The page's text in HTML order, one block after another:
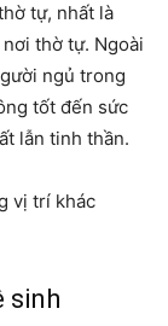
tự, nhất là
thờ tự. Ngoài
ngủ trong
tốt đến sức
lẫn tinh thần.
vị trí khác
sinh